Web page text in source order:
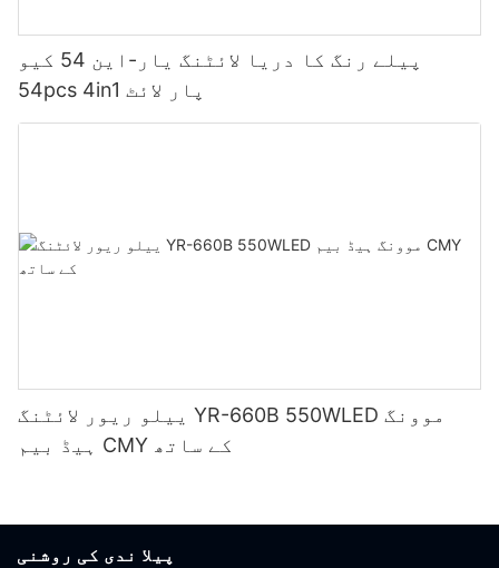
پیلے رنگ کا دریا لائٹنگ یار-این 54 کیو
54pcs 4in1 پار لائٹ
ییلو ریور لائٹنگ YR-660B 550WLED موونگ
ہیڈ بیم CMY کے ساتھ
پیلا ندی کی روشنی